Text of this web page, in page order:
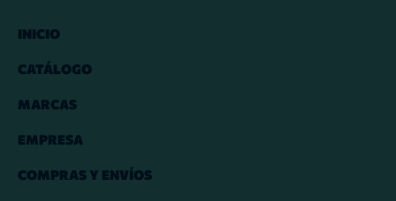
INICIO
CATÁLOGO
MARCAS
EMPRESA
COMPRAS Y ENVÍOS